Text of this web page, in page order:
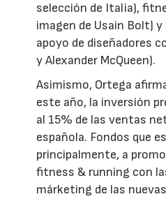
selección de Italia),
imagen de Usain Bolt)
apoyo de diseñadores
y Alexander McQueen).
Asimismo, Ortega
este año, la inversión
al 15% de las ventas
española. Fondos que
principalmente, a
fitness & running con
márketing de las